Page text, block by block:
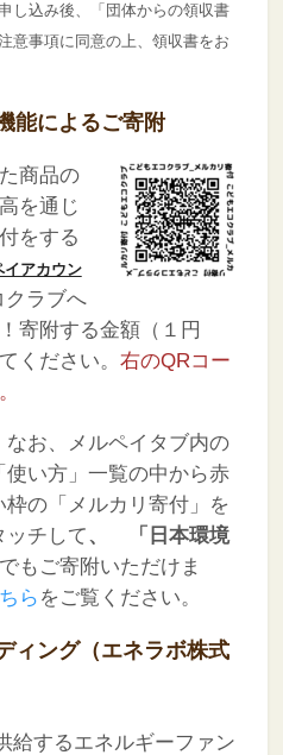
し込み後、「団体からの領収書
意事項に同意の上、領収書をお
能によるご寄附
商品の
を通じ
をする
イアカウン
クラブへ
寄附する金額（１円
ください。 右のQRコー
お、メルペイタブ内の
使い方」一覧の中から赤
枠の「メルカリ寄付」を
ッチして、
「日本環境
もご寄附いただけま
ら をご覧ください。
ィング（エネラボ株式
給するエネルギーファン